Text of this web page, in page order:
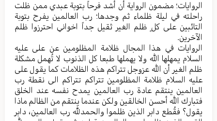
الروایات؛ مضمون الروایة أن أشد فرحاً بتوبة عبدي ممن ظلت
راحلته في لیلة ظلماء ثم وجدها؛ رب العالمین یفرح بتوبة
التائبین علی کلٍ ظلم الغیر ثقیل جداً اخواني احترزوا ظلم
الآخرین.
الروایات في هذا المجال ظلامة المظلومین عن علی علیه
السلام یمهلها الله ولا یهملها طبعا کل الذنوب لا تُهمل مشکلة
ظلم الغیر أن الله عزوجل تتراکم هذه الظلامات کما یقول علی
علیه السلام ظلامة المظلومین تتراکم تتراکم الی نقطة رب
العالمین ینتقم عادة رب العالمین یمدح نفسه عند الخلق
فتبارك الله أحسن الخالقین ولکن عندما ینتقم من الظالم ماذا
یقول؟ فقُطع دابر الذین ظلموا والحمدلله رب العالمین، دابر